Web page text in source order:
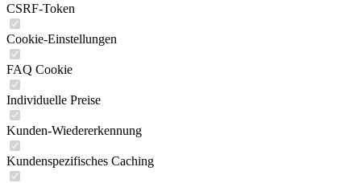
CSRF-Token
Cookie-Einstellungen
FAQ Cookie
Individuelle Preise
Kunden-Wiedererkennung
Kundenspezifisches Caching